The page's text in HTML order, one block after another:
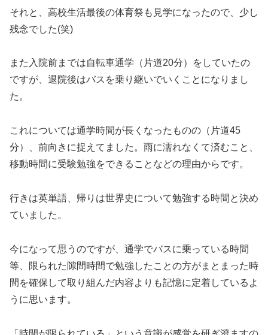
それと、高校生活最後の体育祭も見学になったので、少し
残念でした(笑)
また入院前までは自転車通学（片道20分）をしていたの
ですが、退院後はバスを乗り継いでいくことになりまし
た。
これについては通学時間が長くなったものの（片道45
分）、前向きに捉えてました。雨に濡れなくて済むこと、
移動時間に受験勉強をできることなどの理由からです。
行きは英単語、帰りは世界史について勉強する時間と決め
ていました。
今になって思うのですが、通学でバスに乗っている時間
等、限られた隙間時間で勉強したことの方がまとまった時
間を確保して取り組んだ内容よりも記憶に定着しているよ
うに思います。